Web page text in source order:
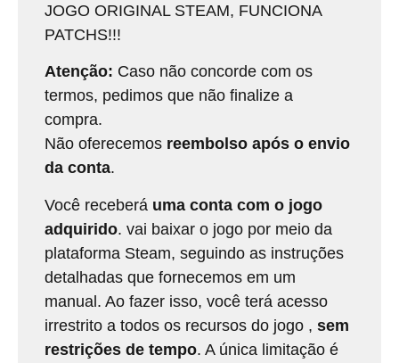
JOGO ORIGINAL STEAM, FUNCIONA
PATCHS!!!
Atenção: Caso não concorde com os
termos, pedimos que não finalize a
compra.
Não oferecemos reembolso após o envio
da conta.
Você receberá uma conta com o jogo
adquirido. vai baixar o jogo por meio da
plataforma Steam, seguindo as instruções
detalhadas que fornecemos em um
manual. Ao fazer isso, você terá acesso
irrestrito a todos os recursos do jogo , sem
restrições de tempo. A única limitação é